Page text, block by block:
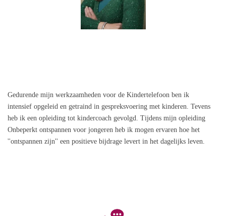
Gedurende mijn werkzaamheden voor de Kindertelefoon ben ik
intensief opgeleid en getraind in gespreksvoering met kinderen. Tevens
heb ik een opleiding tot kindercoach gevolgd. Tijdens mijn opleiding
Onbeperkt ontspannen voor jongeren heb ik mogen ervaren hoe het
''ontspannen zijn'' een positieve bijdrage levert in het dagelijks leven.